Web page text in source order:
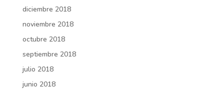
diciembre 2018
noviembre 2018
octubre 2018
septiembre 2018
julio 2018
junio 2018